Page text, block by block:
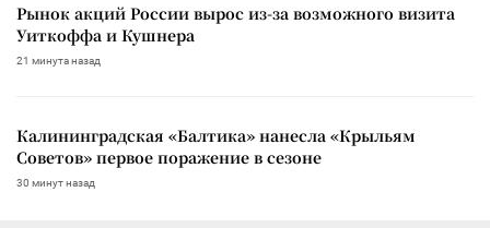
Рынок акций России вырос из-за возможного визита
Уиткоффа и Кушнера
21 минута назад
Калининградская «Балтика» нанесла «Крыльям
Советов» первое поражение в сезоне
30 минут назад